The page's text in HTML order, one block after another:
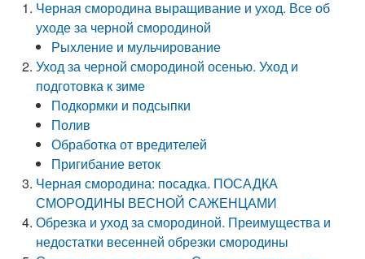
Черная смородина выращивание и уход. Все об
уходе за черной смородиной
Рыхление и мульчирование
Уход за черной смородиной осенью. Уход и
подготовка к зиме
Подкормки и подсыпки
Полив
Обработка от вредителей
Пригибание веток
Черная смородина: посадка. ПОСАДКА
СМОРОДИНЫ ВЕСНОЙ САЖЕНЦАМИ
Обрезка и уход за смородиной. Преимущества и
недостатки весенней обрезки смородины